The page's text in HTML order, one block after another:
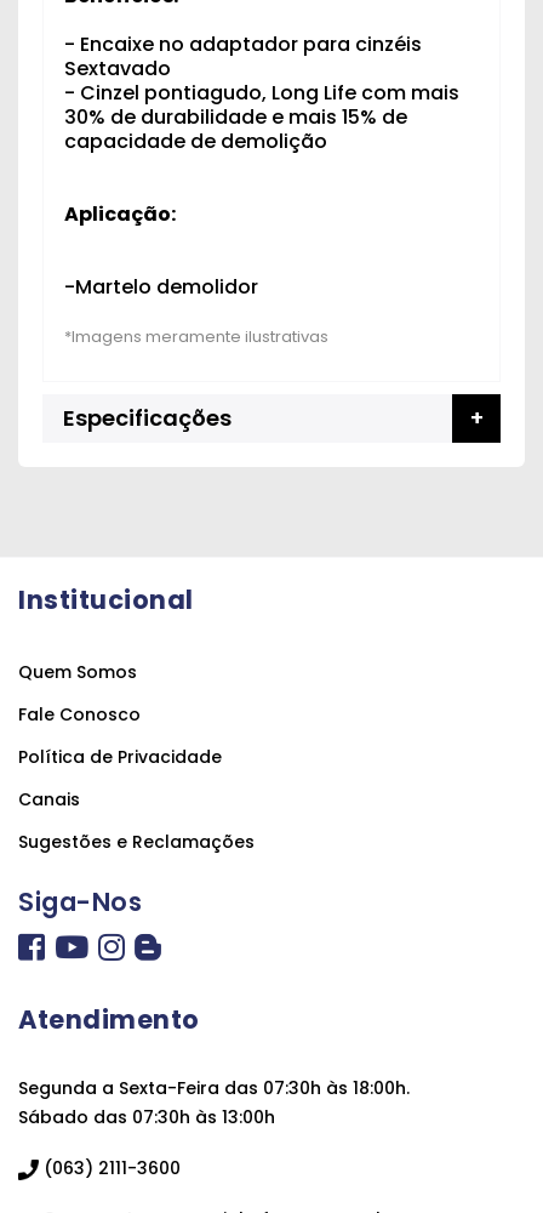
- Encaixe no adaptador para cinzéis
Sextavado
- Cinzel pontiagudo, Long Life com mais
30% de durabilidade e mais 15% de
capacidade de demolição
Aplicação:
-Martelo demolidor
Especificações
Institucional
Quem Somos
Fale Conosco
Política de Privacidade
Canais
Sugestões e Reclamações
Siga-Nos
Atendimento
Segunda a Sexta-Feira das 07:30h às 18:00h.
Sábado das 07:30h às 13:00h
(063) 2111-3600